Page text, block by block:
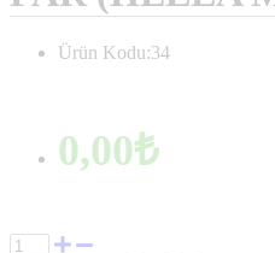
Ürün Kodu:34
0,00₺